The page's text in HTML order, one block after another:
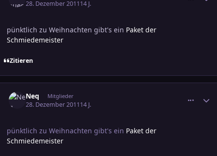
28. Dezember 201114 J.
pünktlich zu Weihnachten gibt's ein Paket der
Schmiedemeister
Zitieren
Neq Mitglieder
28. Dezember 201114 J.
pünktlich zu Weihnachten gibt's ein Paket der
Schmiedemeister